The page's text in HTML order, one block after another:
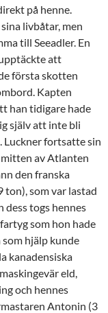
på henne.
livbåtar, men
till Seeadler. En
att
första skotten
Kapten
han tidigare hade
själv att inte bli
Luckner fortsatte sin
av Atlanten
den franska
ton), som var lastad
dess togs hennes
som hon hade
hjälp kunde
kanadensiska
eld,
och hennes
Antonin (3